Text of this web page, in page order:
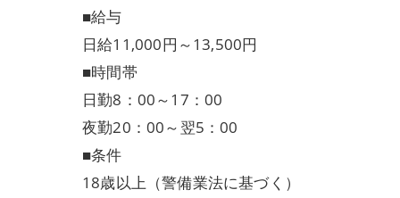
■給与
日給11,000円～13,500円
■時間帯
日勤8：00～17：00
夜勤20：00～翌5：00
■条件
18歳以上（警備業法に基づく）